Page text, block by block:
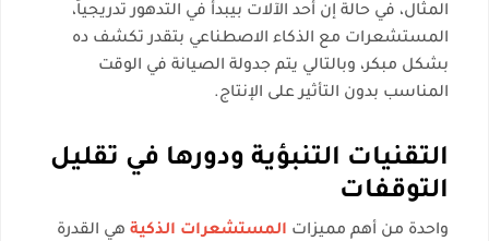
المثال، في حالة إن أحد الآلات بيبدأ في التدهور تدريجياً،
المستشعرات مع الذكاء الاصطناعي بتقدر تكشف ده
بشكل مبكر، وبالتالي يتم جدولة الصيانة في الوقت
المناسب بدون التأثير على الإنتاج.
التقنيات التنبؤية ودورها في تقليل
التوقفات
واحدة من أهم مميزات المستشعرات الذكية هي القدرة